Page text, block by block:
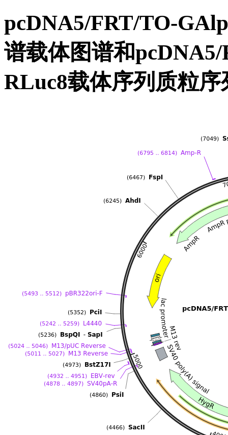
pcDNA5/FRT/TO-
谱载体图谱和
RLuc8载体序列质粒